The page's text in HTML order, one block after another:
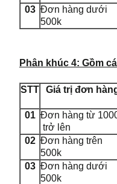
03 Đơn hàng dưới
500k
Phân khúc 4: Gồm
STT Giá trị đơn
01 Đơn hàng từ
trở lên
02 Đơn hàng trên
500k
03 Đơn hàng dưới
500k